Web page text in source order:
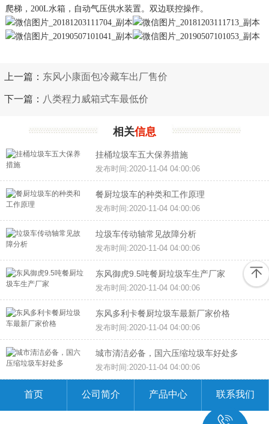
爬梯，200L水箱，自动气压供水装置。双边联控操作。
上一篇： 东风小康面包冷藏车出厂售价
下一篇： 八类程力威箱式车最低价
相关信息
挂桶垃圾车五大保养措施
发布时间:2020-11-04 04:00:06
餐厨垃圾车的种类和工作原理
发布时间:2020-11-04 04:00:06
垃圾车传动轴常见故障分析
发布时间:2020-11-04 04:00:06
东风御虎9.5吨餐厨垃圾车生产厂家
发布时间:2020-11-04 04:00:06
东风多利卡餐厨垃圾车最新厂家价格
发布时间:2020-11-04 04:00:06
城市清洁必备，国六压缩垃圾车好处多
发布时间:2020-11-04 04:00:06
首页 公司简介 产品中心 联系我们